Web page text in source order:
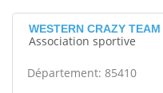
WESTERN CRAZY
Association sportive
Département: 85410